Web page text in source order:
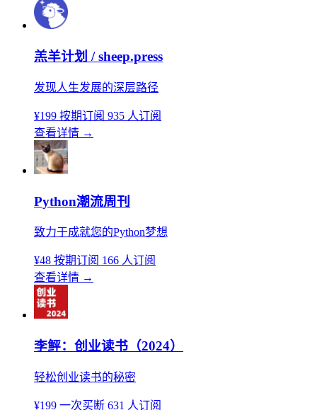
羔羊计划 / sheep.press
发现人生发展的深层路径
¥199 按期订阅 935 人订阅
查看详情 →
Python潮流周刊
致力于成就您的Python梦想
¥48 按期订阅 166 人订阅
查看详情 →
李鲆：创业读书（2024）
轻松创业读书的秘密
¥199 一次买断 631 人订阅